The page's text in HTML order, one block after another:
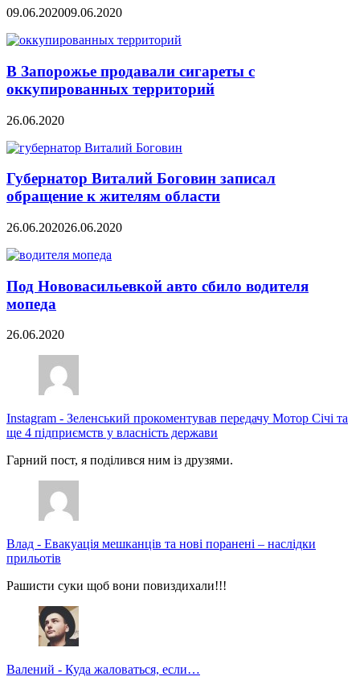
09.06.202009.06.2020
В Запорожье продавали сигареты с
оккупированных территорий
26.06.2020
Губернатор Виталий Боговин записал
обращение к жителям области
26.06.202026.06.2020
Под Нововасильевкой авто сбило водителя
мопеда
26.06.2020
Instagram - Зеленський прокоментував передачу Мотор Січі та
ще 4 підприємств у власність держави
Гарний пост, я поділився ним із друзями.
Влад - Евакуація мешканців та нові поранені – наслідки
прильотів
Рашисти суки щоб вони повиздихали!!!
Валений - Куда жаловаться, если…